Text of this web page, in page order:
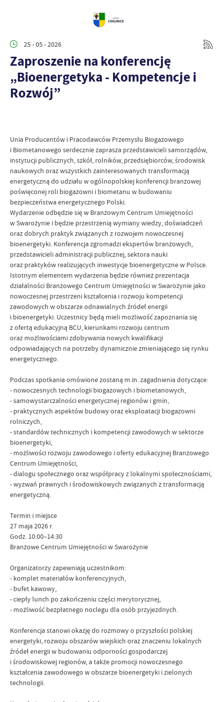
25 - 05 - 2026
Zaproszenie na konferencję
„Bioenergetyka - Kompetencje i
Rozwój”
Unia Producentów i Pracodawców Przemysłu Biogazowego
i Biometanowego serdecznie zaprasza przedstawicieli samorządów,
instytucji publicznych, szkół, rolników, przedsiębiorców, środowisk
naukowych oraz wszystkich zainteresowanych transformacją
energetyczną do udziału w ogólnopolskiej konferencji branżowej
poświęconej roli biogazowni i biometanu w budowaniu
bezpieczeństwa energetycznego Polski.
Wydarzenie odbędzie się w Branżowym Centrum Umiejętności
w Swarożynie i będzie przestrzenią wymiany wiedzy, doświadczeń
oraz dobrych praktyk związanych z rozwojem nowoczesnej
bioenergetyki. Konferencja zgromadzi ekspertów branżowych,
przedstawicieli administracji publicznej, sektora nauki
oraz praktyków realizujących inwestycje bioenergetyczne w Polsce.
Istotnym elementem wydarzenia będzie również prezentacja
działalności Branżowego Centrum Umiejętności w Swarożynie jako
nowoczesnej przestrzeni kształcenia i rozwoju kompetencji
zawodowych w obszarze odnawialnych źródeł energii
i bioenergetyki. Uczestnicy będą mieli możliwość zapoznania się
z ofertą edukacyjną BCU, kierunkami rozwoju centrum
oraz możliwościami zdobywania nowych kwalifikacji
odpowiadających na potrzeby dynamicznie zmieniającego się rynku
energetycznego.
Podczas spotkania omówione zostaną m.in. zagadnienia dotyczące:
- nowoczesnych technologii biogazowych i biometanowych,
- samowystarczalności energetycznej regionów i gmin,
- praktycznych aspektów budowy oraz eksploatacji biogazowni
rolniczych,
- standardów technicznych i kompetencji zawodowych w sektorze
bioenergetyki,
- możliwości rozwoju zawodowego i oferty edukacyjnej Branżowego
Centrum Umiejętności,
- dialogu społecznego oraz współpracy z lokalnymi społecznościami,
- wyzwań prawnych i środowiskowych związanych z transformacją
energetyczną.
Termin i miejsce
27 maja 2026 r.
Godz. 10:00–14:30
Branżowe Centrum Umiejętności w Swarożynie
Organizatorzy zapewniają uczestnikom:
- komplet materiałów konferencyjnych,
- bufet kawowy,
- ciepły lunch po zakończeniu części merytorycznej,
- możliwość bezpłatnego noclegu dla osób przyjezdnych.
Konferencja stanowi okazję do rozmowy o przyszłości polskiej
energetyki, rozwoju obszarów wiejskich oraz znaczeniu lokalnych
źródeł energii w budowaniu odporności gospodarczej
i środowiskowej regionów, a także promocji nowoczesnego
kształcenia zawodowego w obszarze bioenergetyki i zielonych
technologii.